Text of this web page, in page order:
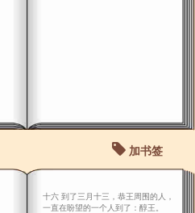
加书签
十六 到了三月十三，恭王周围的人，
一直在盼望的一个人到了：醇王。